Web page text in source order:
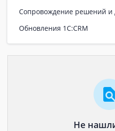
Сопровождение решений и
Обновления 1С:CRM
Не